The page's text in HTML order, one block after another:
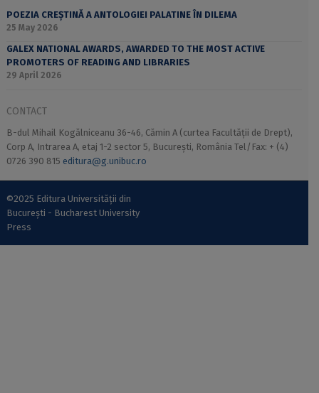
POEZIA CREȘTINĂ A ANTOLOGIEI PALATINE ÎN DILEMA
25 May 2026
GALEX NATIONAL AWARDS, AWARDED TO THE MOST ACTIVE
PROMOTERS OF READING AND LIBRARIES
29 April 2026
CONTACT
B-dul Mihail Kogălniceanu 36-46, Cămin A (curtea Facultății de Drept),
Corp A, Intrarea A, etaj 1-2 sector 5, București, România Tel/Fax: + (4)
0726 390 815 editura@g.unibuc.ro
©2025 Editura Universității din
București - Bucharest University
Press